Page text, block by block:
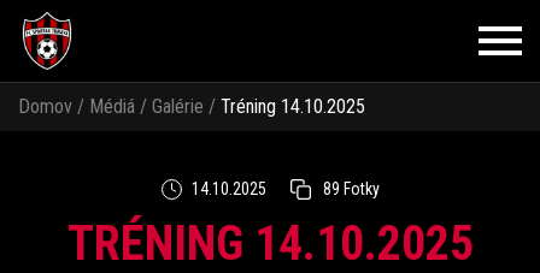
Domov / Médiá / Galérie / Tréning 14.10.2025
14.10.2025 89 Fotky
TRÉNING 14.10.2025